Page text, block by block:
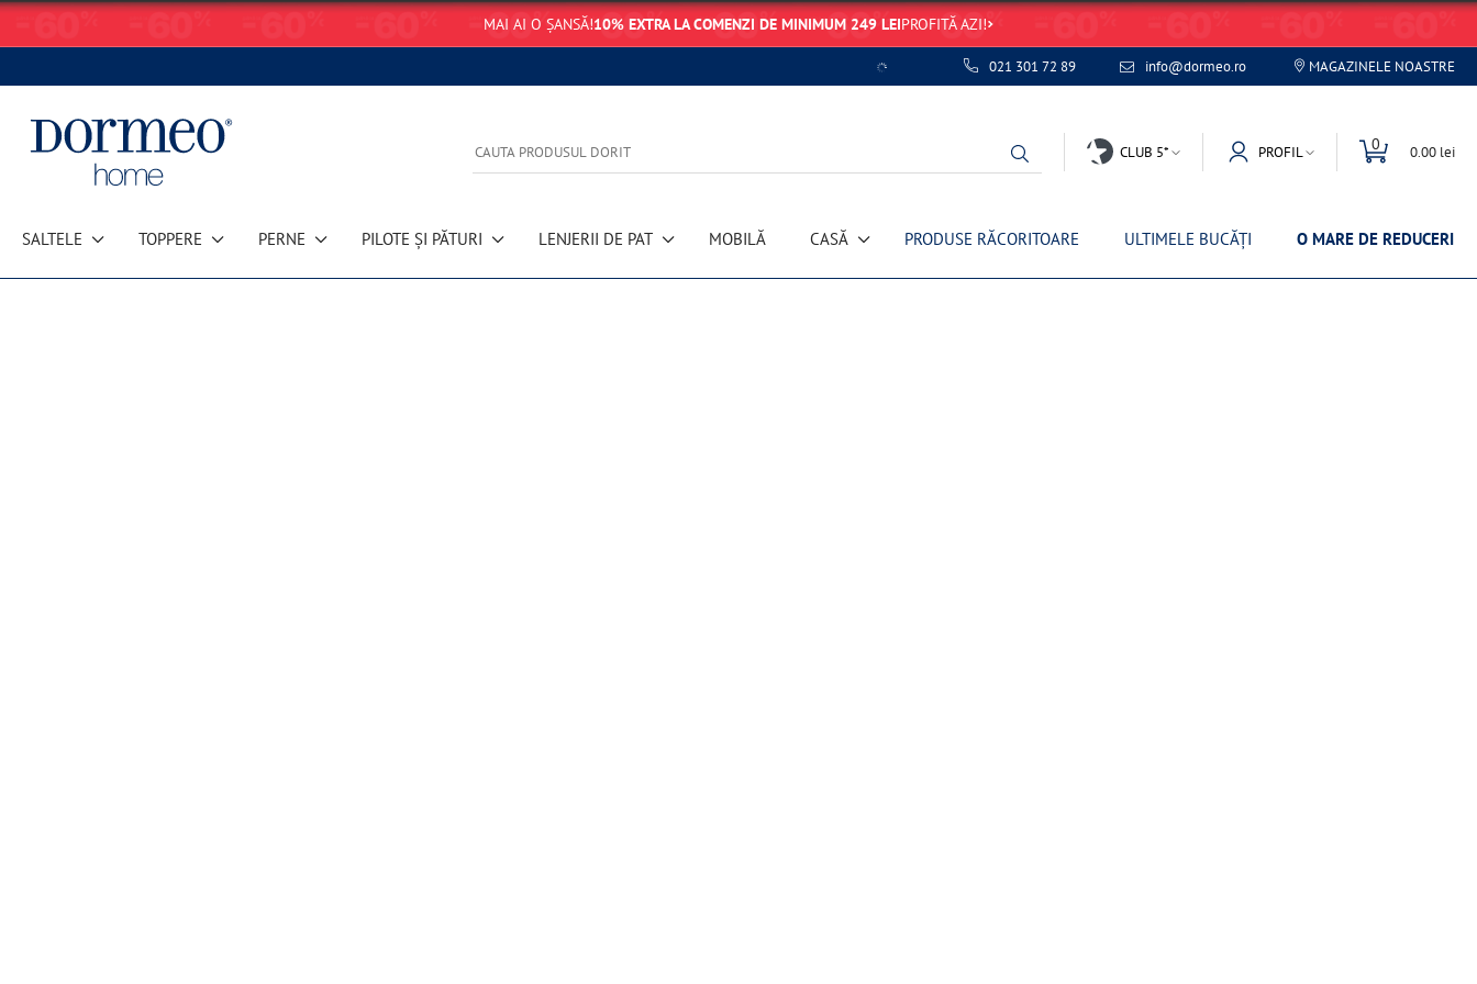
MAI AI O ȘANSĂ!10% EXTRA LA COMENZI DE MINIMUM 249 LEIPROFITĂ AZI!
021 301 72 89 info@dormeo.ro MAGAZINELE NOASTRE
CLUB 5* PROFIL 0 0.00 lei
SALTELE TOPPERE PERNE PILOTE ȘI PĂTURI LENJERII DE PAT MOBILĂ CASĂ PRODUSE RĂCORITOARE ULTIMELE BUCĂȚI O MARE DE REDUCERI